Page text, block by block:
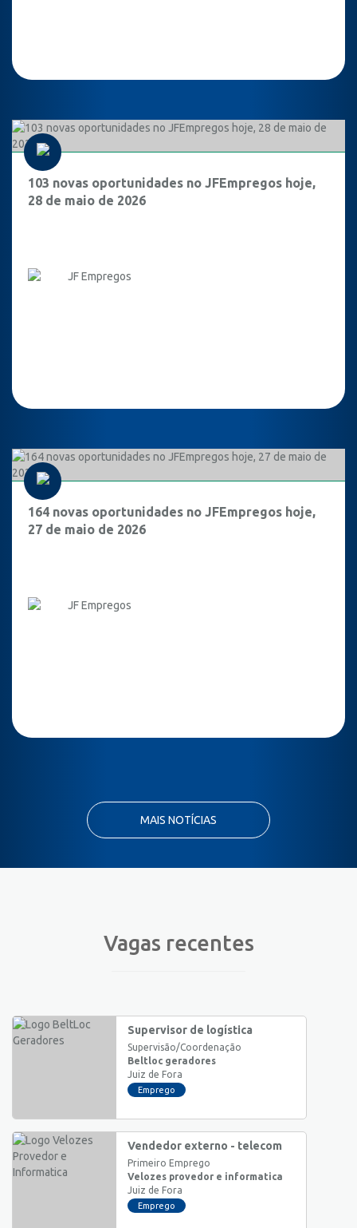
103 novas oportunidades no JFEmpregos hoje,
28 de maio de 2026
JF Empregos
164 novas oportunidades no JFEmpregos hoje,
27 de maio de 2026
JF Empregos
MAIS NOTÍCIAS
Vagas recentes
Supervisor de logística
Supervisão/Coordenação
Beltloc geradores
Juiz de Fora
Emprego
Vendedor externo - telecom
Primeiro Emprego
Velozes provedor e informatica
Juiz de Fora
Emprego